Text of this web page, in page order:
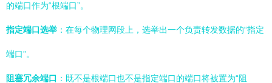
的端口作为“根端口”。
指定端口选举 ：在每个物理网段上，选举出一个负责转发数据的“指定
端口”。
阻塞冗余端口 ：既不是根端口也不是指定端口的端口将被置为“阻